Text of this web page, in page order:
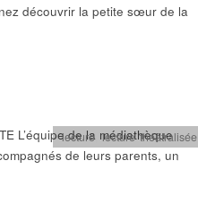
découvrir la petite sœur de la
lecture,lecture théâtralisée
L’équipe de la médiathèque
de leurs parents, un